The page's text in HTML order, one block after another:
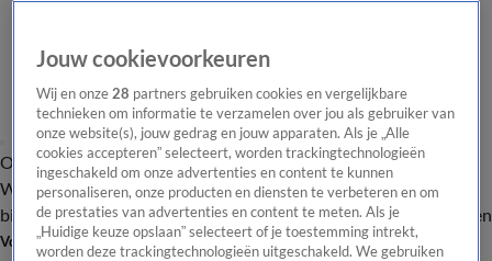
Overzicht Onze programma's Uitzendingen Onze gezichten
In de
WandelgangenInterviewsUitzending
bijwonenPodcastShopVeelgestelde vragenKijkersvraag insturen
Volg Vandaag Inside
Jouw cookievoorkeuren
Wij en onze28 partners gebruiken cookies en vergelijkbare
technieken om informatie te verzamelen over jou als gebruiker van
onze website(s), jouw gedrag en jouw apparaten. Als je „Alle
cookies accepteren” selecteert, worden trackingtechnologieën
ingeschakeld om onze advertenties en content te kunnen
personaliseren, onze producten en diensten te verbeteren en om
de prestaties van advertenties en content te meten. Als je
„Huidige keuze opslaan” selecteert of je toestemming intrekt,
worden deze trackingtechnologieën uitgeschakeld. We gebruiken